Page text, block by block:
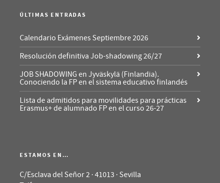
ÚLTIMAS ENTRADAS
Calendario Exámenes Septiembre 2026
Resolución definitiva Job-shadowing 26/27
JOB SHADOWING en Jyväskylä (Finlandia).
Conociendo la FP en el sistema educativo finlandés
Lista de admitidos para movilidades para prácticas
Erasmus+ de alumnado FP en el curso 26-27
ESTAMOS EN…
C/Esclava del Señor 2 · 41013 · Sevilla